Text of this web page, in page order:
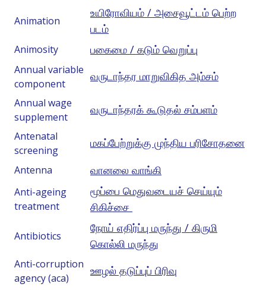
Animation
உயிரோவியம் / அசைவூட்டம் பெற்ற
படம்
Animosity பகைமை / கடும் வெறுப்பு
Annual variable
component
வருடாந்தர மாறுவிகித அம்சம்
Annual wage
supplement
வருடாந்தரக் கூடுதல் சம்பளம்
Antenatal
screening
மகப்பேற்றுக்கு முந்திய பரிசோதனை
Antenna வானலை வாங்கி
Anti-ageing
treatment
மூப்பை மெதுவடையச் செய்யும்
சிகிச்சை
Antibiotics
நோய் எதிர்ப்பு மருந்து / கிருமி
கொல்லி மருந்து
Anti-corruption
agency (aca)
ஊழல் தடுப்புப் பிரிவு